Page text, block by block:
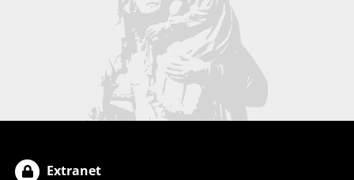
Extranet